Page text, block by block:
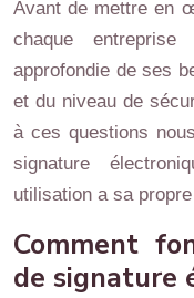
Avant de mettre en
chaque
approfondie de ses
et du niveau de
à ces questions
signature
utilisation a sa propre
Comment
de signature